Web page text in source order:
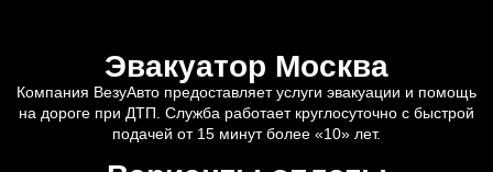
Эвакуатор Москва
Компания ВезуАвто предоставляет услуги эвакуации и помощь
на дороге при ДТП. Служба работает круглосуточно с быстрой
подачей от 15 минут более «10» лет.